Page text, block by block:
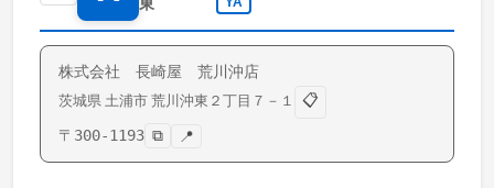
株式会社 長崎屋 荒川沖店
茨城県 土浦市 荒川沖東 ２丁目７－１
📋
〒 300-1193 ⧉ 📍